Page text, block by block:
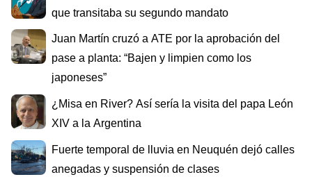
que transitaba su segundo mandato
Juan Martín cruzó a ATE por la aprobación del
pase a planta: “Bajen y limpien como los
japoneses”
¿Misa en River? Así sería la visita del papa León
XIV a la Argentina
Fuerte temporal de lluvia en Neuquén dejó calles
anegadas y suspensión de clases